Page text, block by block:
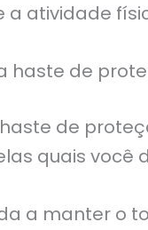
a atividade
haste de
de
quais você
a manter o